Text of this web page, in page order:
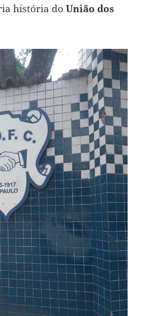
história do União dos